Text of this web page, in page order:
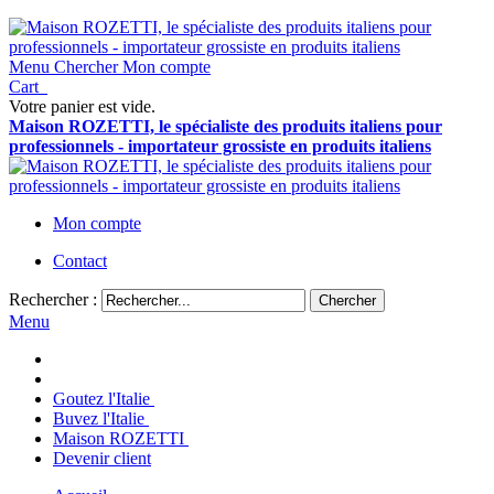
Menu Chercher Mon compte
Cart
Votre panier est vide.
Maison ROZETTI, le spécialiste des produits italiens pour
professionnels - importateur grossiste en produits italiens
Mon compte
Contact
Rechercher : Chercher
Menu
Goutez l'Italie
Buvez l'Italie
Maison ROZETTI
Devenir client